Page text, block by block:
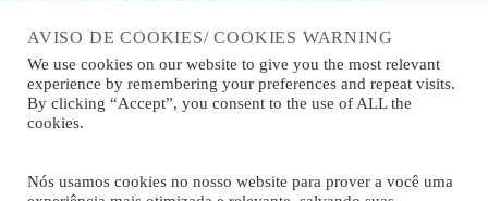
Sitrad é um software
AVISO DE COOKIES/ COOKIES WARNING
We use cookies on our website to give you the most relevant
experience by remembering your preferences and repeat visits.
By clicking “Accept”, you consent to the use of ALL the
cookies.
Nós usamos cookies no nosso website para prover a você uma